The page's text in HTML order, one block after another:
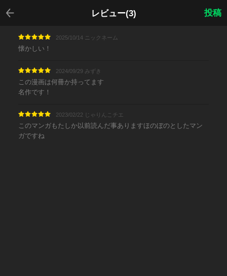
レビュー(3)
戻る
投稿
2025/10/14 ニックネーム
懐かしい！
2024/09/29 みずき
この漫画は何冊か持ってます
名作です！
2023/02/22 じゃりんこチエ
このマンガもたしか以前読んだ事ありますほのぼのとしたマン
ガですね